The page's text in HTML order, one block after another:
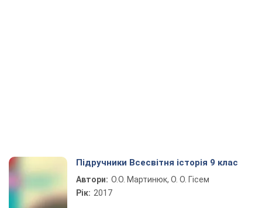
Підручники Всесвітня історія 9 клас
Автори: О.О. Мартинюк, О. О. Гісем
Рік: 2017